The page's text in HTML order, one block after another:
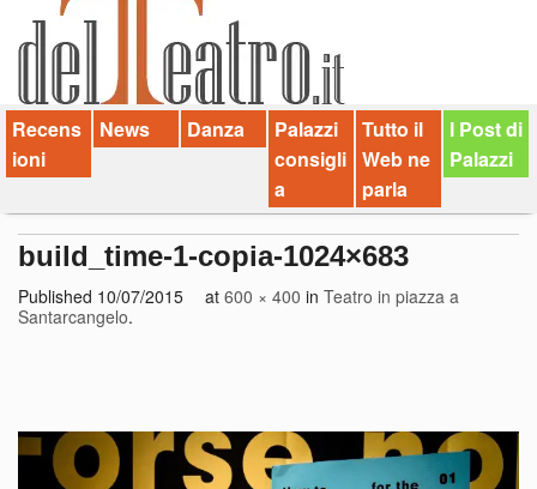
Contatti
dT in English
Recens
ioni
News Danza
Palazzi
consigli
a
Tutto il
Web ne
parla
I Post di
Palazzi
build_time-1-copia-1024×683
Published 10/07/2015 at 600 × 400 in Teatro in piazza a
Santarcangelo.